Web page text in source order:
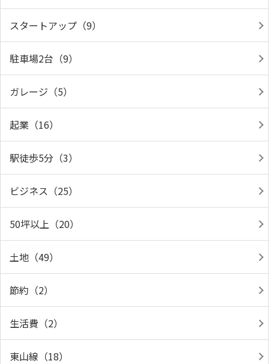
スタートアップ（9）
駐車場2台（9）
ガレージ（5）
起業（16）
駅徒歩5分（3）
ビジネス（25）
50坪以上（20）
土地（49）
節約（2）
生活費（2）
東山線（18）